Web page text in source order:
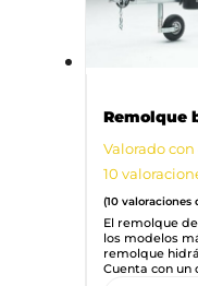
Remolque
Valorado con
10
(10 valoraciones
El remolque de
los modelos
remolque
Cuenta con un